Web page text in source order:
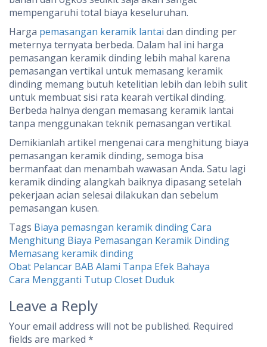
mempengaruhi total biaya keseluruhan.
Harga pemasangan keramik lantai dan dinding per
meternya ternyata berbeda. Dalam hal ini harga
pemasangan keramik dinding lebih mahal karena
pemasangan vertikal untuk memasang keramik
dinding memang butuh ketelitian lebih dan lebih sulit
untuk membuat sisi rata kearah vertikal dinding.
Berbeda halnya dengan memasang keramik lantai
tanpa menggunakan teknik pemasangan vertikal.
Demikianlah artikel mengenai cara menghitung biaya
pemasangan keramik dinding, semoga bisa
bermanfaat dan menambah wawasan Anda. Satu lagi
keramik dinding alangkah baiknya dipasang setelah
pekerjaan acian selesai dilakukan dan sebelum
pemasangan kusen.
Tags Biaya pemasngan keramik dindingCara
Menghitung Biaya Pemasangan Keramik Dinding
Memasang keramik dinding
Post
navigation
Obat Pelancar BAB Alami Tanpa Efek Bahaya
Cara Mengganti Tutup Closet Duduk
Leave a Reply
Your email address will not be published. Required
fields are marked *